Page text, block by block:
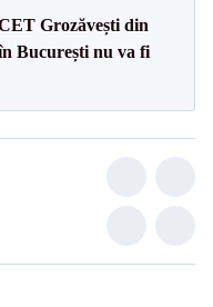
Grozăvești din
București nu va fi